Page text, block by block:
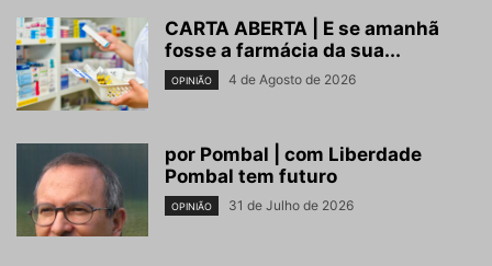
CARTA ABERTA | E se amanhã
fosse a farmácia da sua...
OPINIÃO 4 de Agosto de 2026
por Pombal | com Liberdade
Pombal tem futuro
OPINIÃO 31 de Julho de 2026